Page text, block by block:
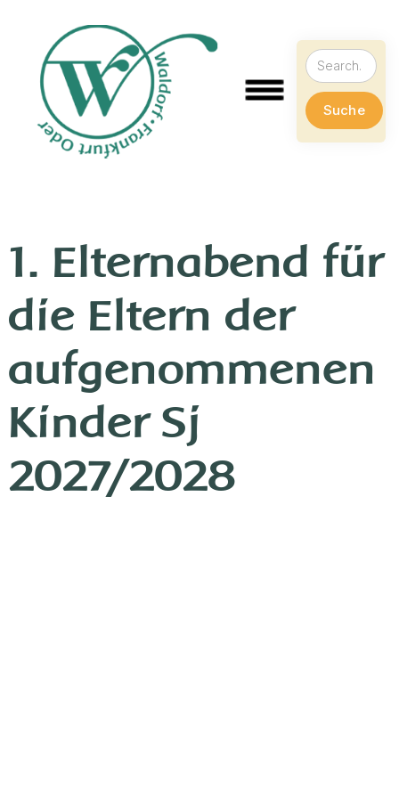
1. Elternabend für
die Eltern der
aufgenommenen
Kinder Sj
2027/2028